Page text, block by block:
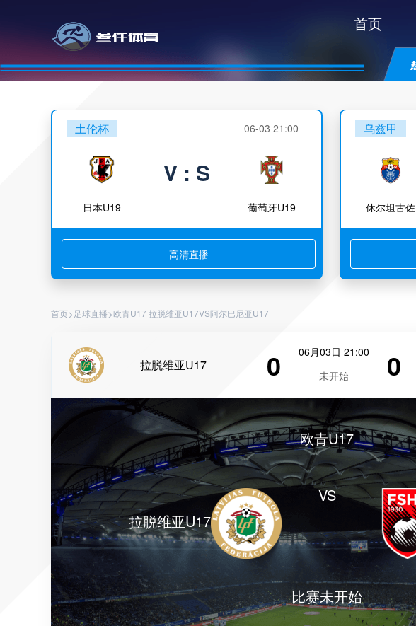
首页
土伦杯 06-03 21:00
日本U19
V : S
葡萄牙U19
高清直播
乌兹甲
休尔坦古佐
首页> 足球直播>欧青U17 拉脱维亚U17VS阿尔巴尼亚U17
拉脱维亚U17 0
06月03日 21:00
未开始
0
拉脱维亚U17
欧青U17
VS
比赛未开始